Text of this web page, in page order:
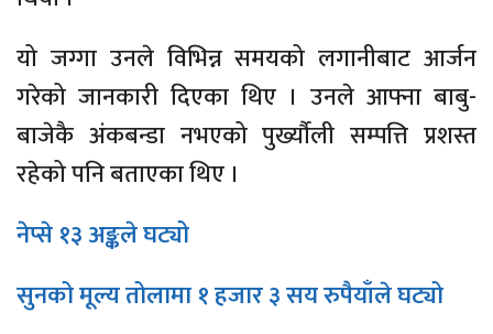
यो जग्गा उनले विभिन्न समयको लगानीबाट आर्जन
गरेको जानकारी दिएका थिए । उनले आफ्ना बाबु-
बाजेकै अंकबन्डा नभएको पुर्ख्यौली सम्पत्ति प्रशस्त
रहेको पनि बताएका थिए ।
नेप्से १३ अङ्कले घट्यो
सुनको मूल्य तोलामा १ हजार ३ सय रुपैयाँले घट्यो